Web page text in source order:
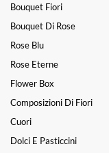
Bouquet Fiori
Bouquet Di Rose
Rose Blu
Rose Eterne
Flower Box
Composizioni Di Fiori
Cuori
Dolci E Pasticcini